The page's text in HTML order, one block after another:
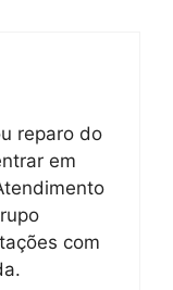
reparo do
em
com